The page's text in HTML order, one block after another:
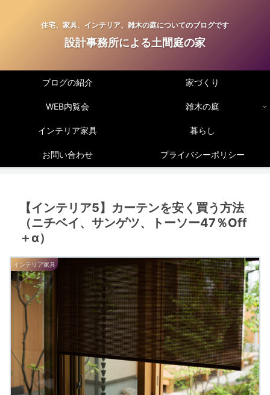
住宅、家具、インテリア、雑木の庭についてのブログです
設計事務所による土間庭の家
ブログの紹介 家づくり
WEB内覧会 雑木の庭
インテリア家具 暮らし
お問い合わせ プライバシーポリシー
【インテリア5】カーテンを安く買う方法
（ニチベイ、サンゲツ、トーソー47％Off
＋α）
インテリア家具